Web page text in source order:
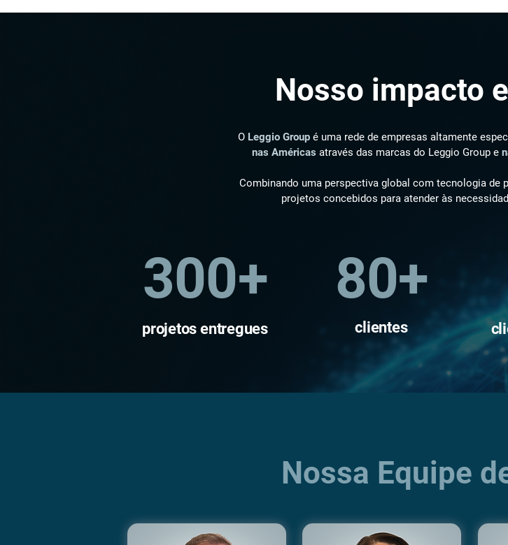
Nosso impacto
O Leggio Groupé uma rede de empresas altamente
nas Américas através das marcas do Leggio Group e
Combinando uma perspectiva global com tecnologia de
projetos concebidos para atender às
300+
projetos entregues
80+
clientes
Nossa Equipe